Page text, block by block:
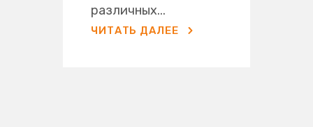
различных...
ЧИТАТЬ ДАЛЕЕ